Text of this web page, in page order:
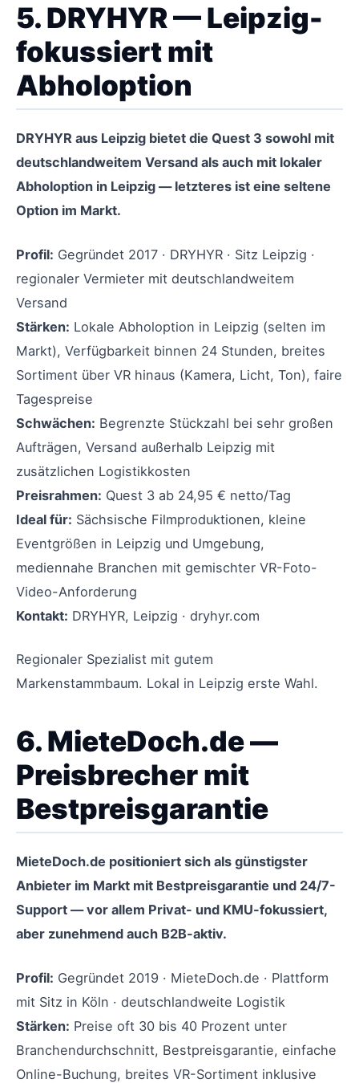
5. DRYHYR — Leipzig-
fokussiert mit
Abholoption
DRYHYR aus Leipzig bietet die Quest 3 sowohl mit
deutschlandweitem Versand als auch mit lokaler
Abholoption in Leipzig — letzteres ist eine seltene
Option im Markt.
Profil: Gegründet 2017 · DRYHYR · Sitz Leipzig ·
regionaler Vermieter mit deutschlandweitem
Versand
Stärken: Lokale Abholoption in Leipzig (selten im
Markt), Verfügbarkeit binnen 24 Stunden, breites
Sortiment über VR hinaus (Kamera, Licht, Ton), faire
Tagespreise
Schwächen: Begrenzte Stückzahl bei sehr großen
Aufträgen, Versand außerhalb Leipzig mit
zusätzlichen Logistikkosten
Preisrahmen: Quest 3 ab 24,95 € netto/Tag
Ideal für: Sächsische Filmproduktionen, kleine
Eventgrößen in Leipzig und Umgebung,
mediennahe Branchen mit gemischter VR-Foto-
Video-Anforderung
Kontakt: DRYHYR, Leipzig · dryhyr.com
Regionaler Spezialist mit gutem
Markenstammbaum. Lokal in Leipzig erste Wahl.
6. MieteDoch.de —
Preisbrecher mit
Bestpreisgarantie
MieteDoch.de positioniert sich als günstigster
Anbieter im Markt mit Bestpreisgarantie und 24/7-
Support — vor allem Privat- und KMU-fokussiert,
aber zunehmend auch B2B-aktiv.
Profil: Gegründet 2019 · MieteDoch.de · Plattform
mit Sitz in Köln · deutschlandweite Logistik
Stärken: Preise oft 30 bis 40 Prozent unter
Branchendurchschnitt, Bestpreisgarantie, einfache
Online-Buchung, breites VR-Sortiment inklusive